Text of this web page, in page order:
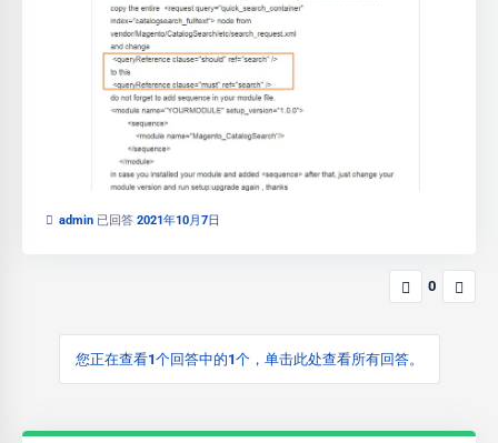
admin 已回答 2021年10月7日
0
您正在查看1个回答中的1个，单击此处查看所有回答。